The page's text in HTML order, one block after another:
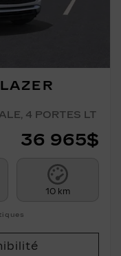
4 PORTES LT
36 965$
10 km